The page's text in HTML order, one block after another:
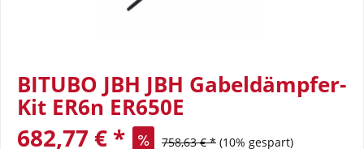
BITUBO JBH JBH Gabeldämpfer-
Kit ER6n ER650E
682,77 € * 758,63 € * (10% gespart)